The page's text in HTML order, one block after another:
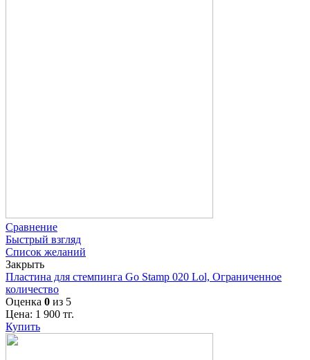
Сравнение
Быстрый взгляд
Список желаний
Закрыть
Пластина для стемпинга Go Stamp 020 Lol, Ограниченное
количество
Оценка 0 из 5
Цена: 1 900 тг.
Купить